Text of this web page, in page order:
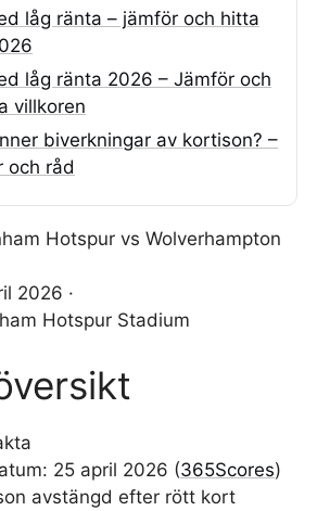
låg ränta – jämför och hitta
låg ränta 2026 – Jämför och
villkoren
biverkningar av kortison? –
och råd
Hotspur vs Wolverhampton
2026 ·
Hotspur Stadium
25 april 2026 (365Scores)
avstängd efter rött kort